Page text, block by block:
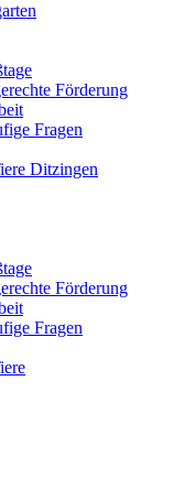
Förderung
Fragen
Ditzingen
Förderung
Fragen